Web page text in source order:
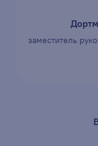
заместитель